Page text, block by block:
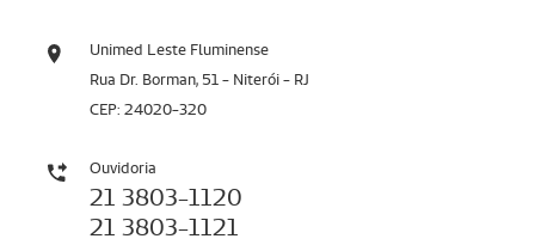
Unimed Leste Fluminense
Rua Dr. Borman, 51 - Niterói - RJ
CEP: 24020-320
Ouvidoria
21 3803-1120
21 3803-1121